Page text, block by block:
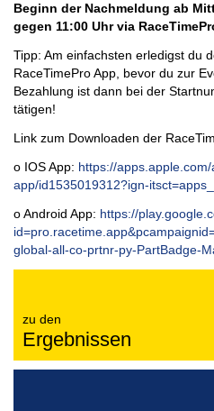
Beginn der Nachmeldung ab
gegen 11:00 Uhr via
Tipp: Am einfachsten erledigst du
RaceTimePro App, bevor du zur
Bezahlung ist dann bei der
tätigen!
Link zum Downloaden der
o IOS App: https://
app/id1535019312?ign-
o Android App: https://
global-all-co-prtnr-py-PartBadge-
zu den
Ergebnissen